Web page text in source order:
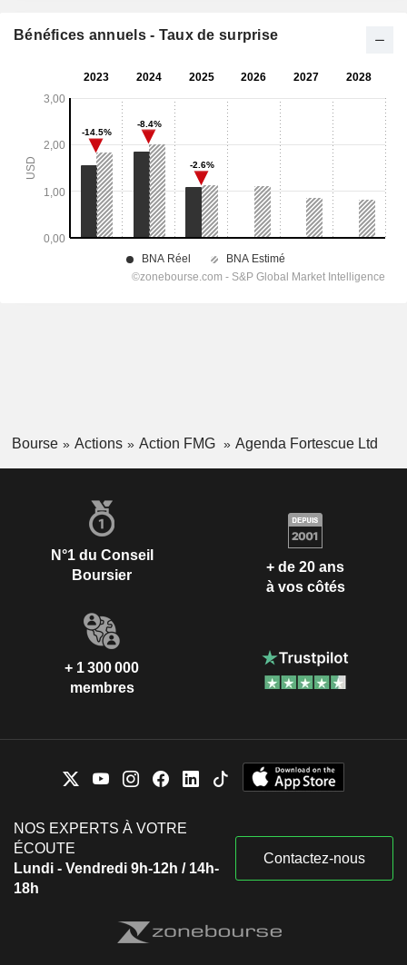
Bénéfices annuels - Taux de surprise
Bourse Actions Action FMG Agenda Fortescue Ltd
N°1 du Conseil
Boursier
+ de 20 ans
à vos côtés
+ 1 300 000
membres
NOS EXPERTS À VOTRE
ÉCOUTE
Lundi - Vendredi 9h-12h / 14h-
18h
Contactez-nous